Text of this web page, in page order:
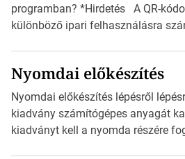
programban? *Hirdetés A QR-
különböző ipari felhasználásra
okostelefonjára telepíthet egy QR-
alkalmazást, ami leolvasni és
információt és átirányítja a telefon
weblapjára. A QR-kód beolvasása
Nyomdai előkészítés
Nyomdai előkészítés lépésről
kiadvány számítógépes anyagát
kiadványt kell a nyomda részére